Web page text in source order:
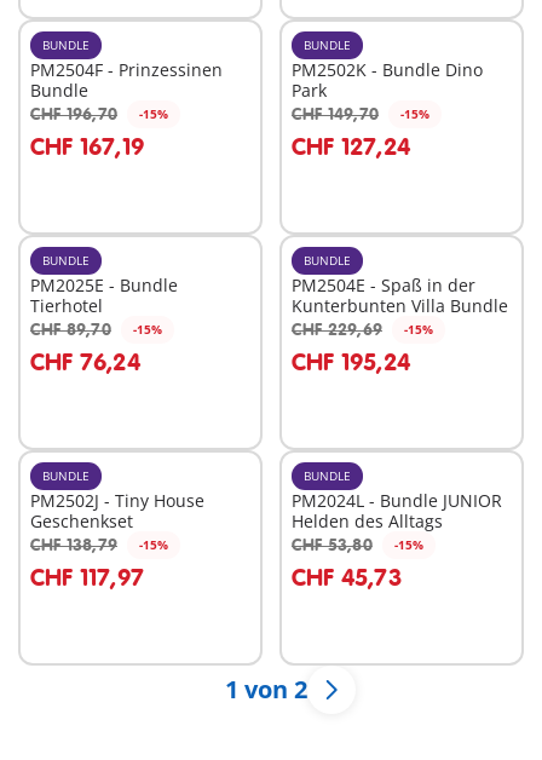
BUNDLE
PM2504F - Prinzessinen
Bundle
CHF 196,70 -15%
CHF 167,19
In den Warenkorb
BUNDLE
PM2502K - Bundle Dino
Park
CHF 149,70 -15%
CHF 127,24
In den Warenkorb
BUNDLE
PM2025E - Bundle
Tierhotel
CHF 89,70 -15%
CHF 76,24
In den Warenkorb
BUNDLE
PM2504E - Spaß in der
Kunterbunten Villa Bundle
CHF 229,69 -15%
CHF 195,24
In den Warenkorb
BUNDLE
PM2502J - Tiny House
Geschenkset
CHF 138,79 -15%
CHF 117,97
In den Warenkorb
BUNDLE
PM2024L - Bundle JUNIOR
Helden des Alltags
CHF 53,80 -15%
CHF 45,73
In den Warenkorb
1 von 2